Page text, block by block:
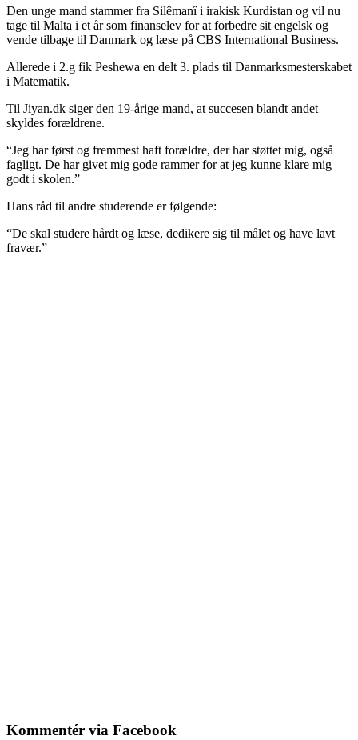
Den unge mand stammer fra Silêmanî i irakisk Kurdistan og vil nu
tage til Malta i et år som finanselev for at forbedre sit engelsk og
vende tilbage til Danmark og læse på CBS International Business.
Allerede i 2.g fik Peshewa en delt 3. plads til Danmarksmesterskabet
i Matematik.
Til Jiyan.dk siger den 19-årige mand, at succesen blandt andet
skyldes forældrene.
“Jeg har først og fremmest haft forældre, der har støttet mig, også
fagligt. De har givet mig gode rammer for at jeg kunne klare mig
godt i skolen.”
Hans råd til andre studerende er følgende:
“De skal studere hårdt og læse, dedikere sig til målet og have lavt
fravær.”
Kommentér via Facebook